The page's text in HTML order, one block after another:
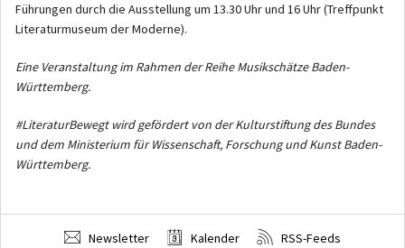
Führungen durch die Ausstellung um 13.30 Uhr und 16 Uhr (Treffpunkt
Literaturmuseum der Moderne).
Eine Veranstaltung im Rahmen der Reihe Musikschätze Baden-
Württemberg.
#LiteraturBewegt wird gefördert von der Kulturstiftung des Bundes
und dem Ministerium für Wissenschaft, Forschung und Kunst Baden-
Württemberg.
Newsletter Kalender RSS-Feeds